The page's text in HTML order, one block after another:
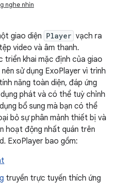
nghe nhìn
giao diện Player vạch ra
video và âm thanh.
triển khai mặc định của giao
sử dụng ExoPlayer vì trình
năng toàn diện, đáp ứng
phát và có thể tuỳ chỉnh
bổ sung mà bạn có thể
bỏ sự phân mảnh thiết bị và
hoạt động nhất quán trên
ExoPlayer bao gồm:
truyền trực tuyến thích ứng